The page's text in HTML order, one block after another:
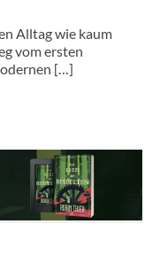
Alltag wie kaum
vom ersten
[…]